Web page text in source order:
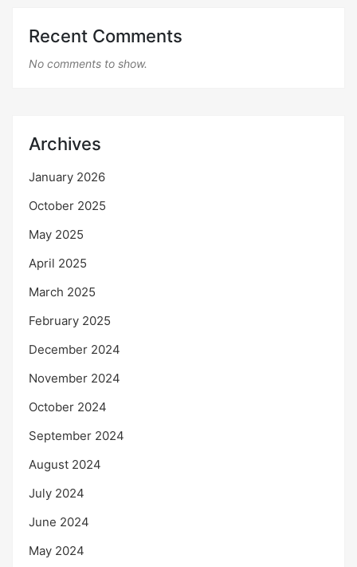
Recent Comments
No comments to show.
Archives
January 2026
October 2025
May 2025
April 2025
March 2025
February 2025
December 2024
November 2024
October 2024
September 2024
August 2024
July 2024
June 2024
May 2024